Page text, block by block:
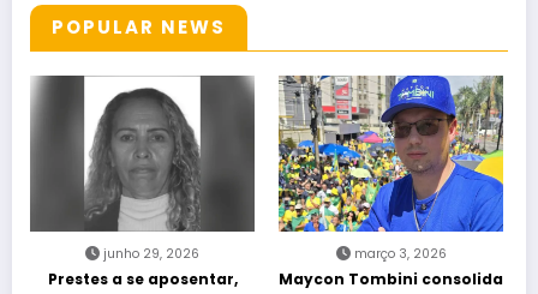
POPULAR NEWS
junho 29, 2026
Prestes a se aposentar,
março 3, 2026
Maycon Tombini consolida